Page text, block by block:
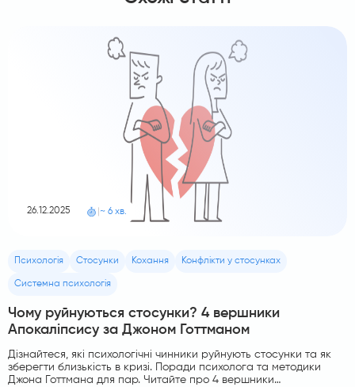
26.12.2025 ~ 6 хв.
Психологія Стосунки Кохання Конфлікти у стосунках
Системна психологія
Чому руйнуються стосунки? 4 вершники
Апокаліпсису за Джоном Готтманом
Дізнайтеся, які психологічні чинники руйнують стосунки та як
зберегти близькість в кризі. Поради психолога та методики
Джона Готтмана для пар. Читайте про 4 вершники